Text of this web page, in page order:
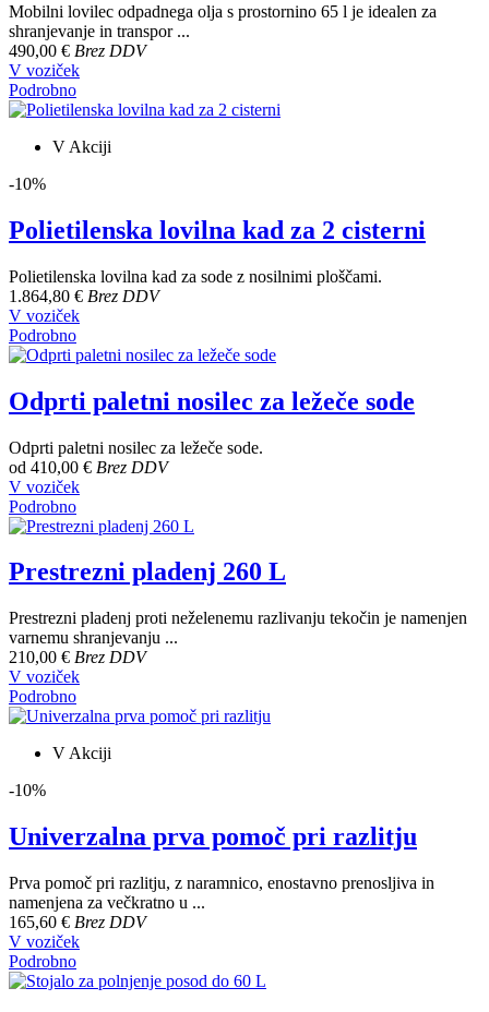
Mobilni lovilec odpadnega olja s prostornino 65 l je idealen za
shranjevanje in transpor ...
490,00 € Brez DDV
V voziček
Podrobno
V Akciji
-10%
Polietilenska lovilna kad za 2 cisterni
Polietilenska lovilna kad za sode z nosilnimi ploščami.
1.864,80 € Brez DDV
V voziček
Podrobno
Odprti paletni nosilec za ležeče sode
Odprti paletni nosilec za ležeče sode.
od 410,00 € Brez DDV
V voziček
Podrobno
Prestrezni pladenj 260 L
Prestrezni pladenj proti neželenemu razlivanju tekočin je namenjen
varnemu shranjevanju ...
210,00 € Brez DDV
V voziček
Podrobno
V Akciji
-10%
Univerzalna prva pomoč pri razlitju
Prva pomoč pri razlitju, z naramnico, enostavno prenosljiva in
namenjena za večkratno u ...
165,60 € Brez DDV
V voziček
Podrobno